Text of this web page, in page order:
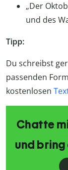
„Der
und des
Tipp:
Du schreibst
passenden
kostenlosen
Chatte
und bring